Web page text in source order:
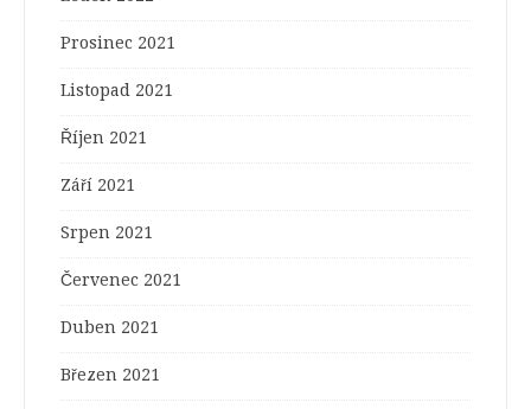
Prosinec 2021
Listopad 2021
Říjen 2021
Září 2021
Srpen 2021
Červenec 2021
Duben 2021
Březen 2021